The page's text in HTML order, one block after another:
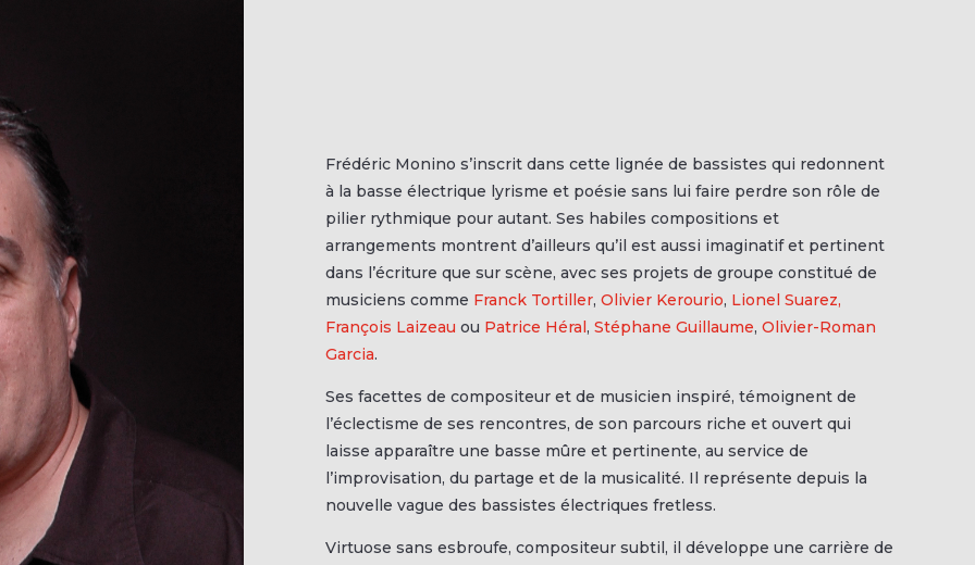
Frédéric Monino s’inscrit dans cette lignée de bassistes qui redonnent
à la basse électrique lyrisme et poésie sans lui faire perdre son rôle de
pilier rythmique pour autant. Ses habiles compositions et
arrangements montrent d’ailleurs qu’il est aussi imaginatif et pertinent
dans l’écriture que sur scène, avec ses projets de groupe constitué de
musiciens comme Franck Tortiller, Olivier Kerourio, Lionel Suarez,
François Laizeau ou Patrice Héral, Stéphane Guillaume, Olivier-Roman
Garcia.
Ses facettes de compositeur et de musicien inspiré, témoignent de
l’éclectisme de ses rencontres, de son parcours riche et ouvert qui
laisse apparaître une basse mûre et pertinente, au service de
l’improvisation, du partage et de la musicalité. Il représente depuis la
nouvelle vague des bassistes électriques fretless.
Virtuose sans esbroufe, compositeur subtil, il développe une carrière de